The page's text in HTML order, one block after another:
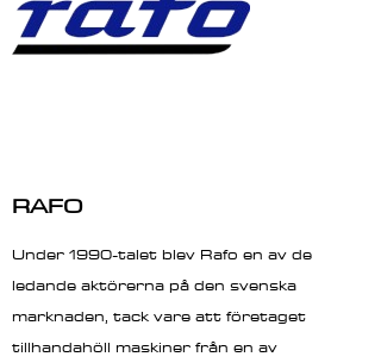
RAFO
Under 1990-talet blev Rafo en av de
ledande aktörerna på den svenska
marknaden, tack vare att företaget
tillhandahöll maskiner från en av